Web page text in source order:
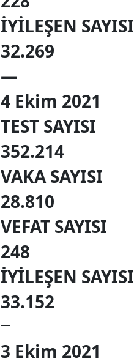
İYİLEŞEN SAYISI
32.269
—
4 Ekim 2021
TEST SAYISI
352.214
VAKA SAYISI
28.810
VEFAT SAYISI
248
İYİLEŞEN SAYISI
33.152
—
3 Ekim 2021